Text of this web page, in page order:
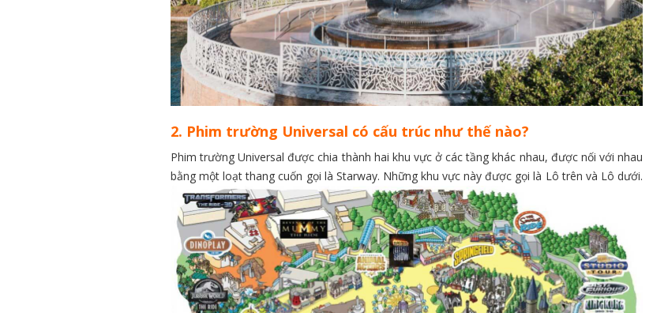
2. Phim trường Universal có cấu trúc như thế nào?
Phim trường Universal được chia thành hai khu vực ở các tầng khác nhau, được nối với nhau
bằng một loạt thang cuốn gọi là Starway. Những khu vực này được gọi là Lô trên và Lô dưới.